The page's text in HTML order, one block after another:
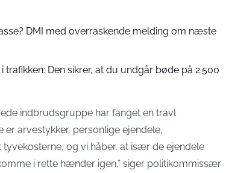
DMI med overraskende melding om næste
trafikken: Den sikrer, at du undgår bøde på 2.500
indbrudsgruppe har fanget en travl
er arvestykker, personlige ejendele,
og vi håber, at især de ejendele
i rette hænder igen,” siger politikommissær